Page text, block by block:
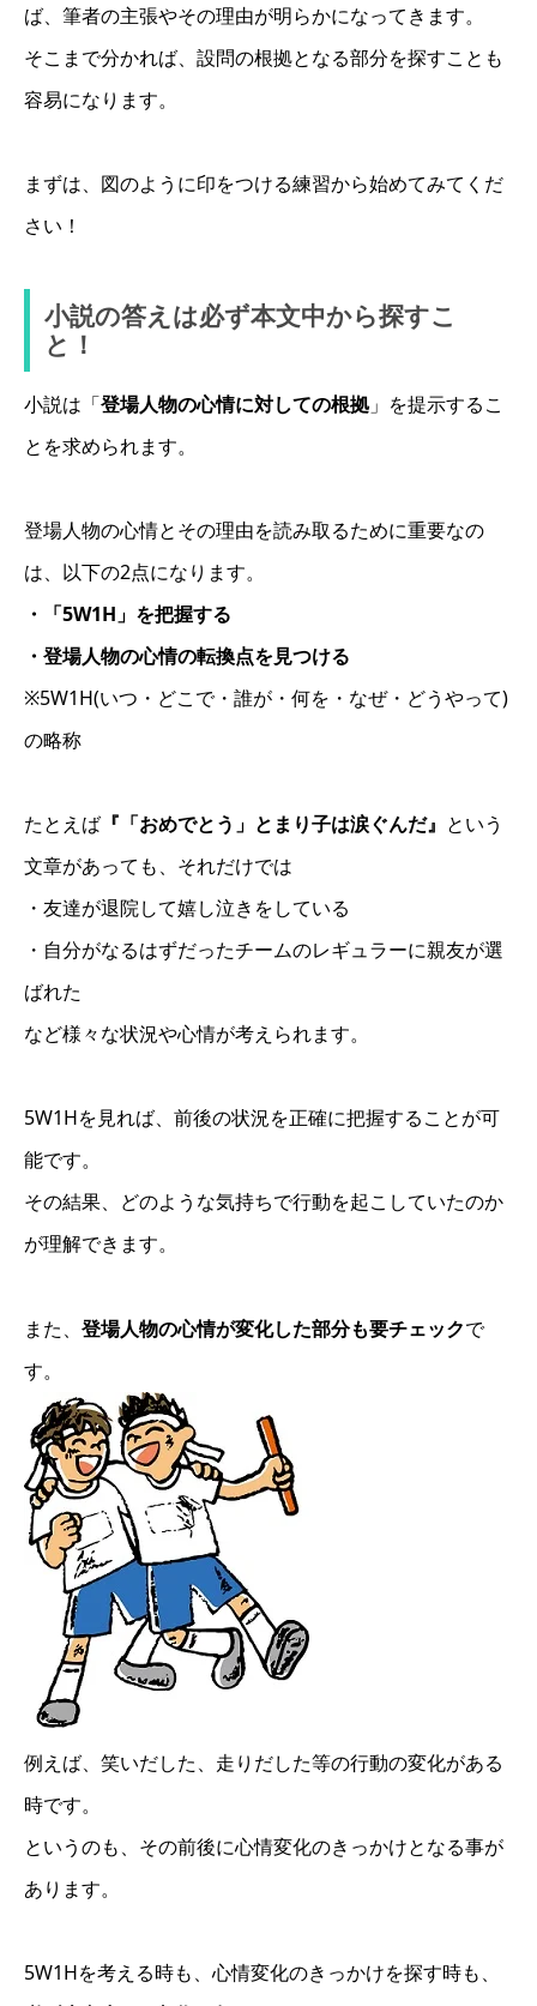
ば、筆者の主張やその理由が明らかになってきます。
そこまで分かれば、設問の根拠となる部分を探すことも
容易になります。
まずは、図のように印をつける練習から始めてみてくだ
さい！
小説の答えは必ず本文中から探すこ
と！
小説は「登場人物の心情に対しての根拠 」を提示するこ
とを求められます。
登場人物の心情とその理由を読み取るために重要なの
は、以下の2点になります。
・「5W1H」を把握する
・登場人物の心情の転換点を見つける
※5W1H(いつ・どこで・誰が・何を・なぜ・どうやって)
の略称
たとえば 『「おめでとう」とまり子は涙ぐんだ』 という
文章があっても、それだけでは
・友達が退院して嬉し泣きをしている
・自分がなるはずだったチームのレギュラーに親友が選
ばれた
など様々な状況や心情が考えられます。
5W1Hを見れば、前後の状況を正確に把握することが可
能です。
その結果、どのような気持ちで行動を起こしていたのか
が理解できます。
また、 登場人物の心情が変化した部分も要チェックで
す。
例えば、笑いだした、走りだした等の行動の変化がある
時です。
というのも、その前後に心情変化のきっかけとなる事が
あります。
5W1Hを考える時も、心情変化のきっかけを探す時も、